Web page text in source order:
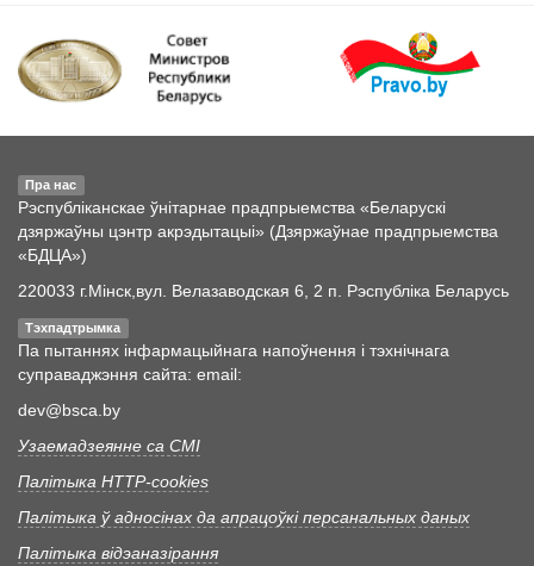
Пра нас
Рэспубліканскае ўнітарнае прадпрыемства «Беларускі
дзяржаўны цэнтр акрэдытацыі» (Дзяржаўнае прадпрыемства
«БДЦА»)
220033 г.Мінск,вул. Велазаводская 6, 2 п. Рэспубліка Беларусь
Тэхпадтрымка
Па пытаннях інфармацыйнага напоўнення і тэхнічнага
суправаджэння сайта: email:
dev@bsca.by
Узаемадзеянне са СМІ
Палітыка HTTP-cookies
Палітыка ў адносінах да апрацоўкі персанальных даных
Палітыка відэаназірання